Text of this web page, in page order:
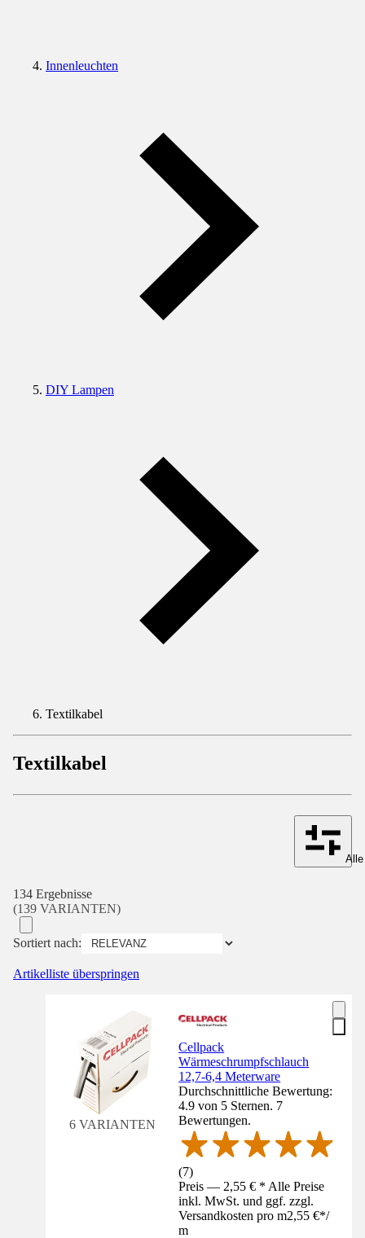
Innenleuchten
DIY Lampen
Textilkabel
Textilkabel
134 Ergebnisse
(139 VARIANTEN)
Sortiert nach:
Artikelliste überspringen
6 VARIANTEN
Cellpack
Wärmeschrumpfschlauch
12,7-6,4 Meterware
Durchschnittliche Bewertung:
4.9 von 5 Sternen. 7
Bewertungen.
(7)
Preis — 2,55 € * Alle Preise
inkl. MwSt. und ggf. zzgl.
Versandkosten pro m2,55 €*/
m